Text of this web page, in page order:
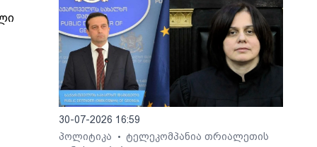
30-07-2026 16:59
პოლიტიკა
•
ტელეკომპანია თრიალეთის